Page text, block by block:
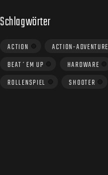
Schlagwörter
ACTION ACTION-ADVENTURE
BEAT´EM UP
HARDWARE
ROLLENSPIEL
SHOOTER